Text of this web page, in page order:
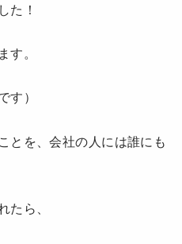
た！
す。
す）
とを、会社の人には誰にも
たら、